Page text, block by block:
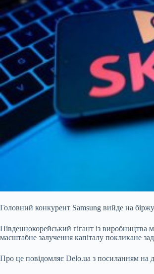
Головний конкурент Samsung вийде на
Південнокорейський гігант із виробництва
масштабне залучення капіталу покликане
Про це повідомляє Delo.ua з посиланням на